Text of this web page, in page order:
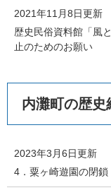
2021年11月8日更新
歴史民俗資料館「風
止のためのお願い
内灘町の歴史
2023年3月6日更新
4．粟ヶ崎遊園の閉鎖